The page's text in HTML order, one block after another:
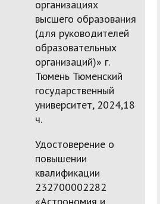
организациях
высшего образования
(для руководителей
образовательных
организаций)» г.
Тюмень Тюменский
государственный
университет, 2024,18
ч.
Удостоверение о
повышении
квалификации
232700002282